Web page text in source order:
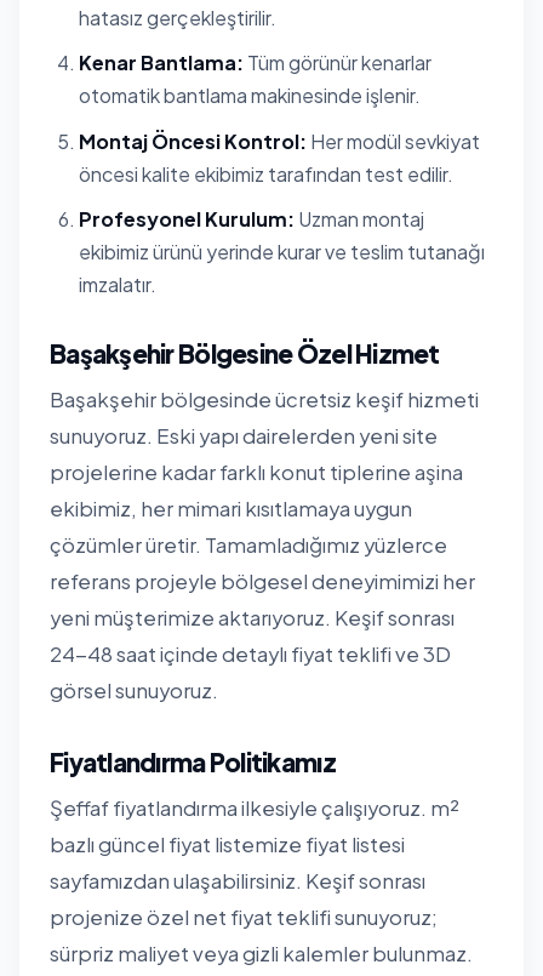
hatasız gerçekleştirilir.
Kenar Bantlama: Tüm görünür kenarlar
otomatik bantlama makinesinde işlenir.
Montaj Öncesi Kontrol: Her modül sevkiyat
öncesi kalite ekibimiz tarafından test edilir.
Profesyonel Kurulum: Uzman montaj
ekibimiz ürünü yerinde kurar ve teslim tutanağı
imzalatır.
Başakşehir Bölgesine Özel Hizmet
Başakşehir bölgesinde ücretsiz keşif hizmeti
sunuyoruz. Eski yapı dairelerden yeni site
projelerine kadar farklı konut tiplerine aşina
ekibimiz, her mimari kısıtlamaya uygun
çözümler üretir. Tamamladığımız yüzlerce
referans projeyle bölgesel deneyimimizi her
yeni müşterimize aktarıyoruz. Keşif sonrası
24-48 saat içinde detaylı fiyat teklifi ve 3D
görsel sunuyoruz.
Fiyatlandırma Politikamız
Şeffaf fiyatlandırma ilkesiyle çalışıyoruz. m²
bazlı güncel fiyat listemize fiyat listesi
sayfamızdanulaşabilirsiniz. Keşif sonrası
projenize özel net fiyat teklifi sunuyoruz;
sürpriz maliyet veya gizli kalemler bulunmaz.